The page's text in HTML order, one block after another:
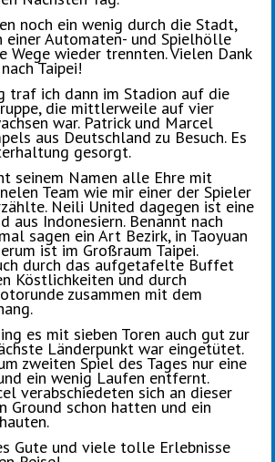
noch ein wenig durch die Stadt,
einer Automaten- und Spielhölle
Wege wieder trennten. Vielen Dank
Taipei!
traf ich dann im Stadion auf die
die mittlerweile auf vier
war. Patrick und Marcel
aus Deutschland zu Besuch. Es
gesorgt.
seinem Namen alle Ehre mit
Team wie mir einer der Spieler
Neili United dagegen ist eine
aus Indonesiern. Benannt nach
sagen ein Art Bezirk, in Taoyuan
ist im Großraum Taipei.
durch das aufgetafelte Buffet
Köstlichkeiten und durch
zusammen mit dem
es mit sieben Toren auch gut zur
Länderpunkt war eingetütet.
zweiten Spiel des Tages nur eine
ein wenig Laufen entfernt.
verabschiedeten sich an dieser
Ground schon hatten und ein
Gute und viele tolle Erlebnisse